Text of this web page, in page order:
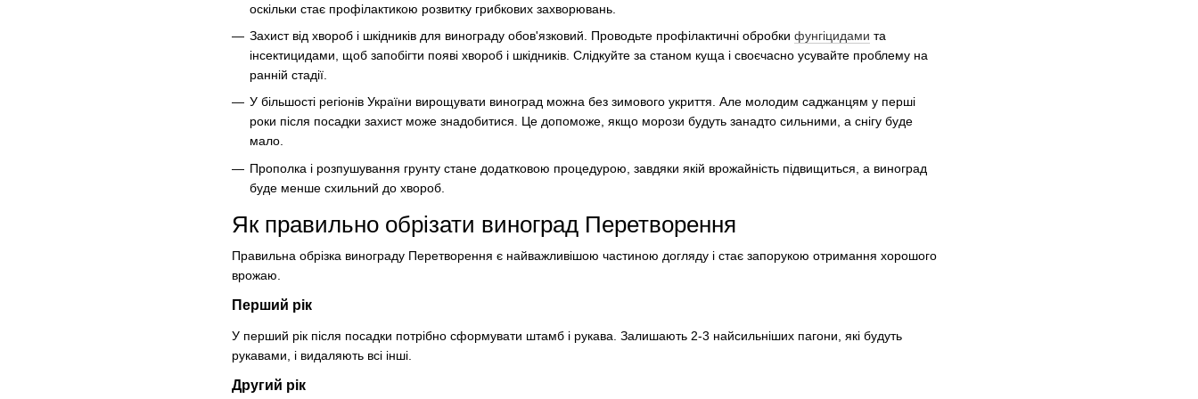
оскільки стає профілактикою розвитку грибкових захворювань.
Захист від хвороб і шкідників для винограду обов'язковий. Проводьте профілактичні обробки фунгіцидами та
інсектицидами, щоб запобігти появі хвороб і шкідників. Слідкуйте за станом куща і своєчасно усувайте проблему на
ранній стадії.
У більшості регіонів України вирощувати виноград можна без зимового укриття. Але молодим саджанцям у перші
роки після посадки захист може знадобитися. Це допоможе, якщо морози будуть занадто сильними, а снігу буде
мало.
Прополка і розпушування грунту стане додатковою процедурою, завдяки якій врожайність підвищиться, а виноград
буде менше схильний до хвороб.
Як правильно обрізати виноград Перетворення
Правильна обрізка винограду Перетворення є найважливішою частиною догляду і стає запорукою отримання хорошого
врожаю.
Перший рік
У перший рік після посадки потрібно сформувати штамб і рукава. Залишають 2-3 найсильніших пагони, які будуть
рукавами, і видаляють всі інші.
Другий рік